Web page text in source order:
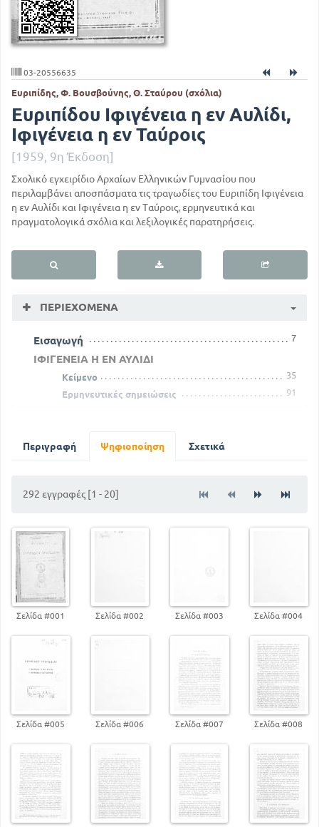
03-20556635
Ευριπίδης, Φ. Βουσβούνης, Θ. Σταύρου (σχόλια)
Ευριπίδου Ιφιγένεια η εν Αυλίδι,
Ιφιγένεια η εν Ταύροις
[1959, 9η Έκδοση]
Σχολικό εγχειρίδιο Αρχαίων Ελληνικών Γυμνασίου που
περιλαμβάνει αποσπάσματα τις τραγωδίες του Ευριπίδη Ιφιγένεια
η εν Αυλίδι και Ιφιγένεια η εν Ταύροις, ερμηνευτικά και
πραγματολογικά σχόλια και λεξιλογικές παρατηρήσεις.
ΠΕΡΙΕΧΌΜΕΝΑ
Εισαγωγή 7
ΙΦΙΓΕΝΕΙΑ Η ΕΝ ΑΥΛΙΔΙ
Κείμενο
35
Ερμηνευτικές σημειώσεις
91
Ερμηνευτικές σημειώσεις
Περιγραφή Ψηφιοποίηση Σχετικά
292 εγγραφές [1 - 20]
Σελίδα #001 Σελίδα #002 Σελίδα #003 Σελίδα #004
Σελίδα #005 Σελίδα #006 Σελίδα #007 Σελίδα #008